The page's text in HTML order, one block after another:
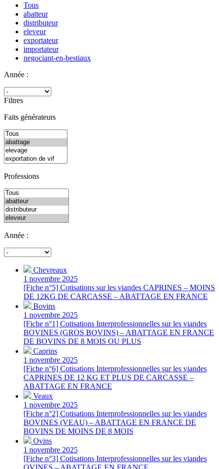
Tous
abatteur
distributeur
eleveur
exportateur
importateur
negociant-en-bestiaux
Année :
Filtres
Faits générateurs
Professions
Année :
Chevreaux
1 novembre 2025
[Fiche n°5] Cotisations sur les viandes CAPRINES – MOINS
DE 12KG DE CARCASSE – ABATTAGE EN FRANCE
Bovins
1 novembre 2025
[Fiche n°1] Cotisations Interprofessionnelles sur les viandes
BOVINES (GROS BOVINS) – ABATTAGE EN FRANCE
DE BOVINS DE 8 MOIS OU PLUS
Caprins
1 novembre 2025
[Fiche n°6] Cotisations Interprofessionnelles sur les viandes
CAPRINES DE 12 KG ET PLUS DE CARCASSE –
ABATTAGE EN FRANCE
Veaux
1 novembre 2025
[Fiche n°2] Cotisations Interprofessionnelles sur les viandes
BOVINES (VEAU) – ABATTAGE EN FRANCE DE
BOVINS DE MOINS DE 8 MOIS
Ovins
1 novembre 2025
[Fiche n°3] Cotisations Interprofessionnelles sur les viandes
OVINES – ABATTAGE EN FRANCE